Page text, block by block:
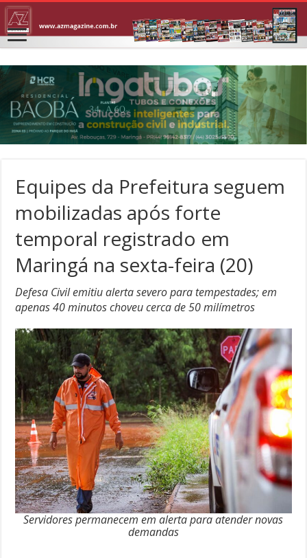
Equipes da Prefeitura seguem
mobilizadas após forte
temporal registrado em
Maringá na sexta-feira (20)
Defesa Civil emitiu alerta severo para tempestades; em
apenas 40 minutos choveu cerca de 50 milímetros
Servidores permanecem em alerta para atender novas
demandas